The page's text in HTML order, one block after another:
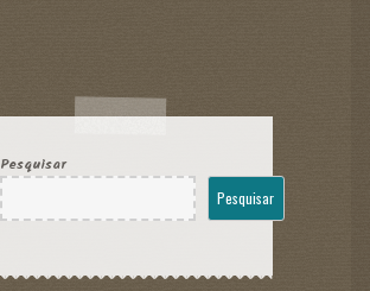
Pesquisar
Pesquisar